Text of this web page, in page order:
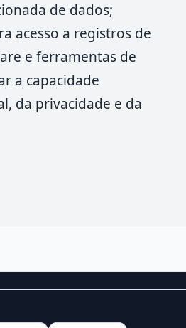
de dados;
acesso a registros de
e ferramentas de
a capacidade
da privacidade e da